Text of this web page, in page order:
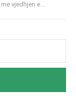
vjedhjen e...